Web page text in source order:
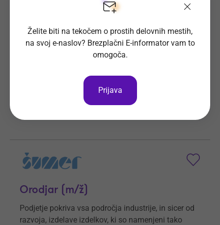
Operater na žični eroziji (m/ž)
Podjetje Šumer d.o.o. pokriva vsa področja
industrije.
6. 9. 2026 Še 28 dni
Orodjar (m/ž)
Podjetje pokriva vsa področja industrije, in sicer od
razvoja, izdelave izdelkov, ki so namenjeni tako
Želite biti na tekočem o prostih delovnih mestih,
na svoj e-naslov? Brezplačni E-informator vam to
omogoča.
Prijava